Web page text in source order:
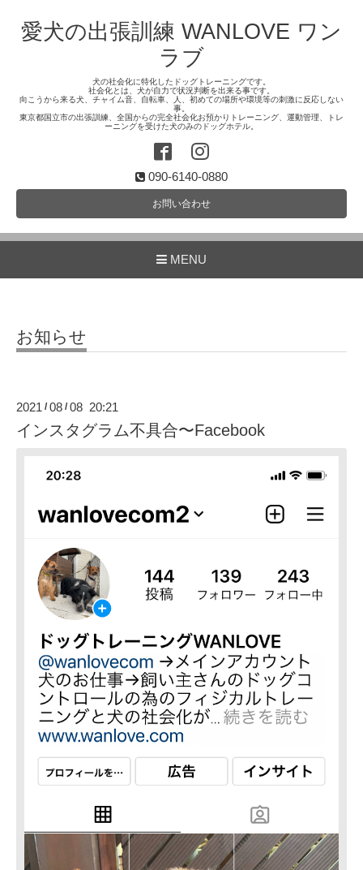
愛犬の出張訓練 WANLOVE ワン
ラブ
犬の社会化に特化したドッグトレーニングです。
社会化とは、犬が自力で状況判断を出来る事です。
向こうから来る犬、チャイム音、自転車、人、初めての場所や環境等の刺激に反応しない
事。
東京都国立市の出張訓練、全国からの完全社会化お預かりトレーニング、運動管理、トレ
ーニングを受けた犬のみのドッグホテル。
090-6140-0880
お問い合わせ
MENU
お知らせ
2021 /08 /08 20:21
インスタグラム不具合〜Facebook